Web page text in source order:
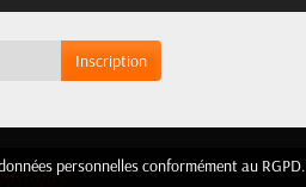
personnelles conformément au RGPD.
personnelles conformément au RGPD.